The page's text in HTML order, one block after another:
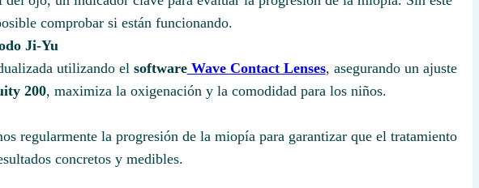
comprobar si están funcionando.
Ji-Yu
utilizando el softwareWave Contact Lenses, asegurando un ajuste
200, maximiza la oxigenación y la comodidad para los niños.
regularmente la progresión de la miopía para garantizar que el tratamiento
concretos y medibles.